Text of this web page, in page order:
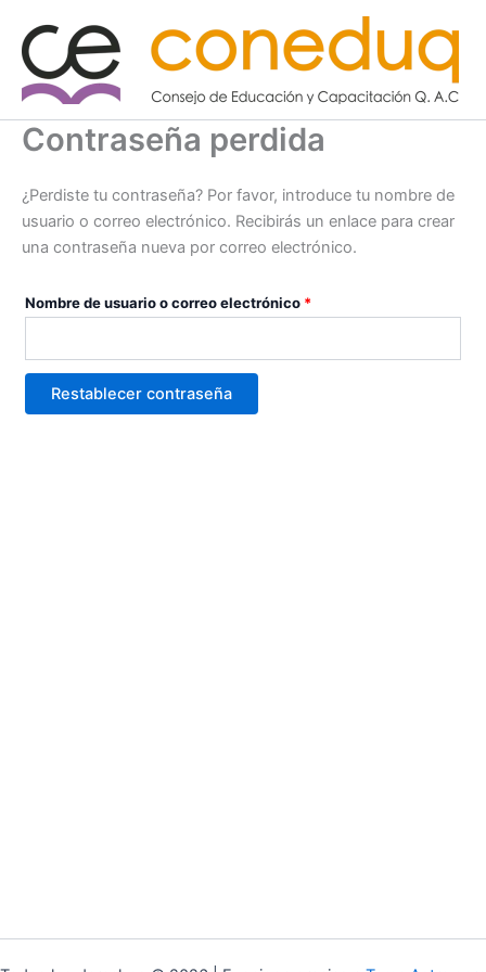
contenido
Contraseña perdida
¿Perdiste tu contraseña? Por favor, introduce tu nombre de
usuario o correo electrónico. Recibirás un enlace para crear
una contraseña nueva por correo electrónico.
Nombre de usuario o correo electrónico *
Obligatorio
Restablecer contraseña